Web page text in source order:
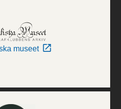
museet